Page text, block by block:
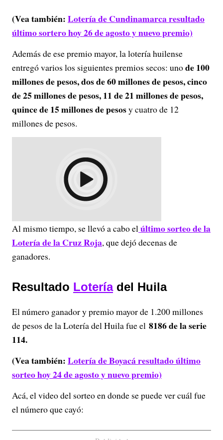
(Vea también:Lotería de Cundinamarca resultado
último sortero hoy 26 de agosto y nuevo premio)
Además de ese premio mayor, la lotería huilense
entregó varios los siguientes premios secos: unode 100
millones de pesos, dos de 60 millones de pesos, cinco
de 25 millones de pesos, 11 de 21 millones de pesos,
quince de 15 millones de pesosy cuatro de 12
millones de pesos.
Al mismo tiempo, se llevó a cabo elúltimo sorteo de la
Lotería de la Cruz Roja, que dejó decenas de
ganadores.
Resultado Loteríadel Huila
El número ganador y premio mayor de 1.200 millones
de pesos de la Lotería del Huila fue el 8186 de la serie
114.
(Vea también:Lotería de Boyacá resultado último
sorteo hoy 24 de agosto y nuevo premio)
Acá, el video del sorteo en donde se puede ver cuál fue
el número que cayó: